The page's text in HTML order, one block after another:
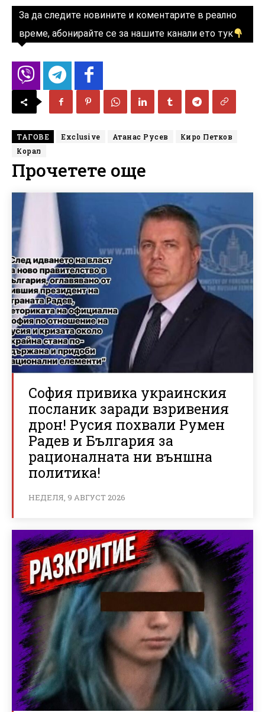
За да следите новините и коментарите в реално
време, абонирайте се за нашите канали ето тук
ТАГОВЕ Exclusive Атанас Русев
Киро Петков
Корал
Прочетете още
София привика украинския
посланик заради взривения
дрон! Русия похвали Румен
Радев и България за
рационалната ни външна
политика!
НЕДЕЛЯ, 9 АВГУСТ 2026